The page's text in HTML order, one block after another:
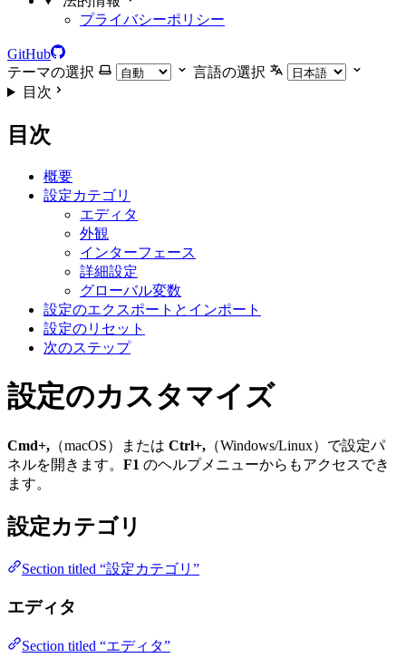
プライバシーポリシー
GitHub
テーマの選択
言語の選択
目次
目次
概要
設定カテゴリ
エディタ
外観
インターフェース
詳細設定
グローバル変数
設定のエクスポートとインポート
設定のリセット
次のステップ
設定のカスタマイズ
Cmd+, （macOS）または Ctrl+, （Windows/Linux）で設定パ
ネルを開きます。 F1 のヘルプメニューからもアクセスでき
ます。
設定カテゴリ
Section titled “設定カテゴリ”
エディタ
Section titled “エディタ”